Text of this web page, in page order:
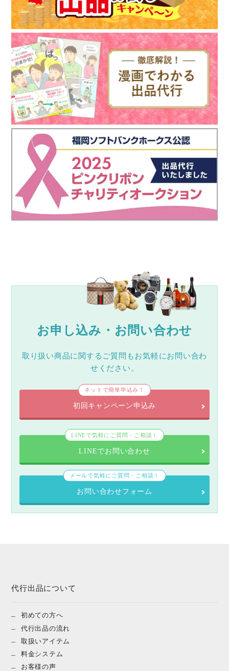
お申し込み・お問い合わせ
取り扱い商品に関するご質問もお気軽にお問い合わ
せください。
ネットで簡単申込み！
初回キャンペーン申込み
LINEで気軽にご質問・ご相談！
LINEでお問い合わせ
メールで気軽にご質問・ご相談！
お問い合わせフォーム
代行出品について
初めての方へ
代行出品の流れ
取扱いアイテム
料金システム
お客様の声